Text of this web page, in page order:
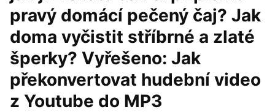
pravý domácí pečený čaj? Jak
doma vyčistit stříbrné a zlaté
šperky? Vyřešeno: Jak
překonvertovat hudební video
z Youtube do MP3